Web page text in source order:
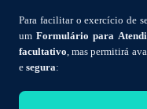
Para facilitar o exercício de
um Formulário para
facultativo , mas permitirá
e segura: